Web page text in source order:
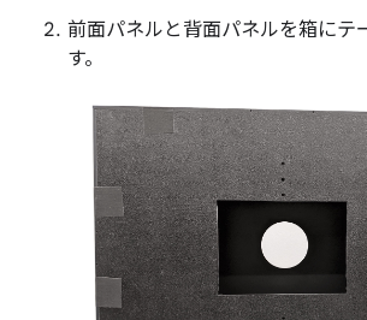
前面パネルと背面パネルを箱にテ
す。